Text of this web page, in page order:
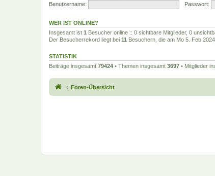
Benutzername:
Passwort:
WER IST ONLINE?
Insgesamt ist 1 Besucher online :: 0 sichtbare Mitglieder, 0
Der Besucherrekord liegt bei 11 Besuchern, die am Mo 5. Feb
STATISTIK
Beiträge insgesamt 79424 • Themen insgesamt 3697 • Mitglieder
Foren-Übersicht